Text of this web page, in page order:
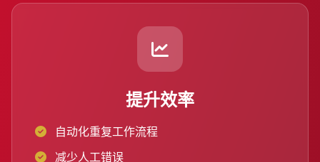
提升效率
自动化重复工作流程
减少人工错误